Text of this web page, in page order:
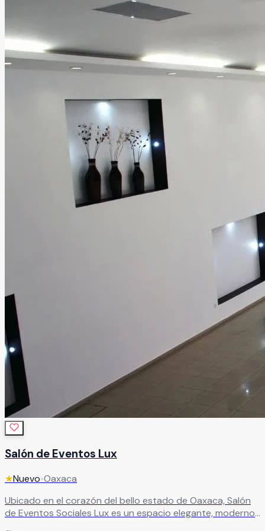
Salón de Eventos Lux
★Nuevo•Oaxaca
Ubicado en el corazón del bello estado de Oaxaca, Salón
de Eventos Sociales Lux es un espacio elegante, moderno